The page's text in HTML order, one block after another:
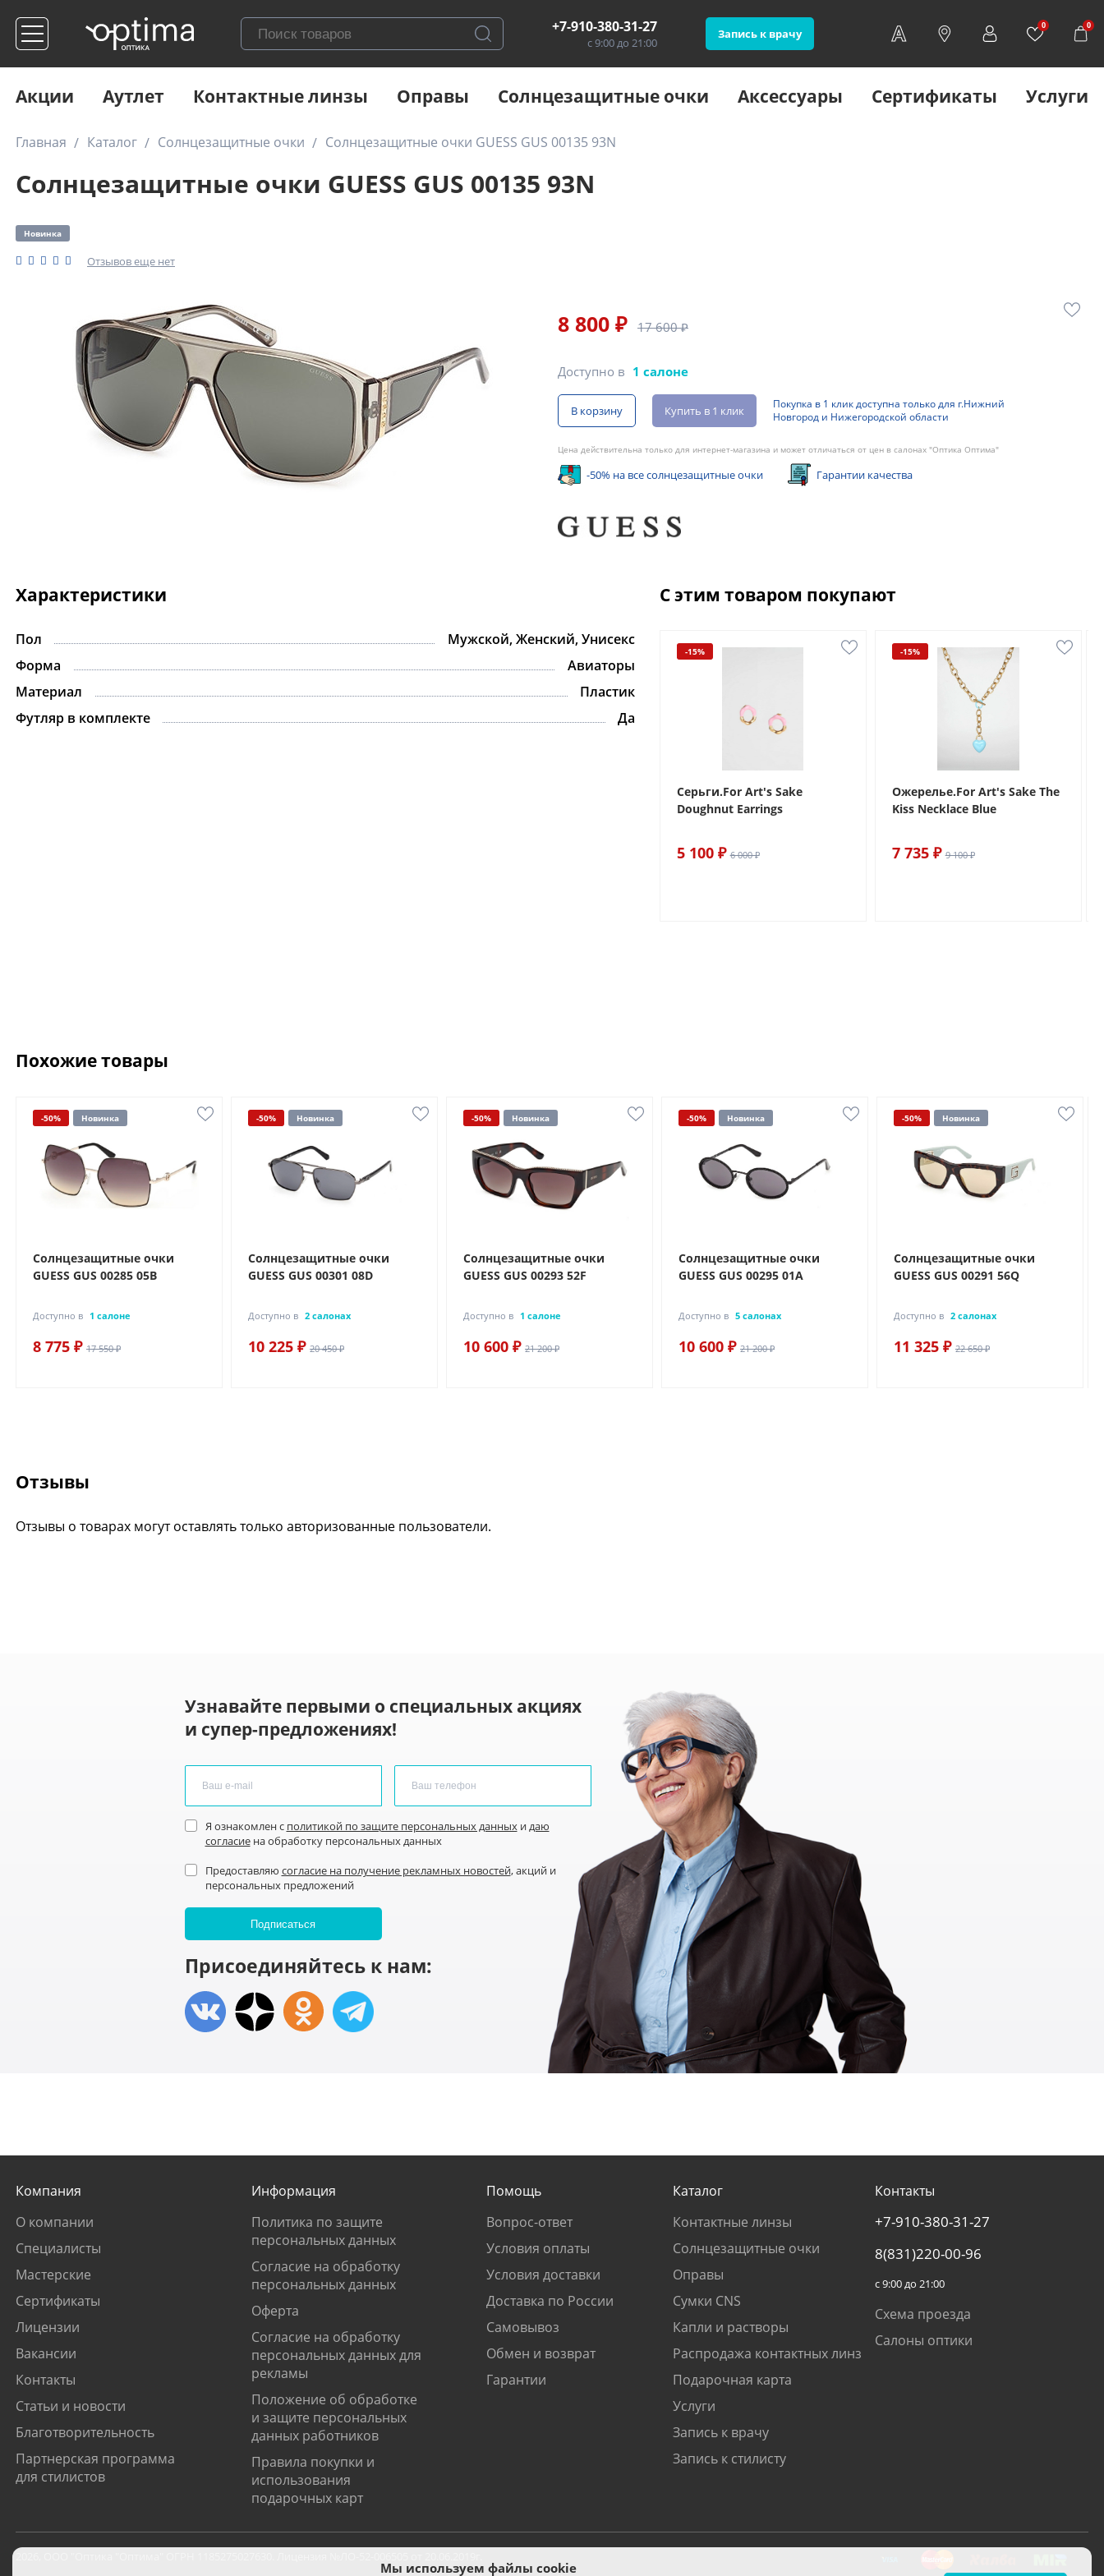
+7-910-380-31-27
с 9:00 до 21:00
Запись к врачу
0 0
Акции Аутлет Контактные линзы Оправы Солнцезащитные очки Аксессуары Сертификаты Услуги
Главная Каталог Солнцезащитные очки Солнцезащитные очки GUESS GUS 00135 93N
Солнцезащитные очки GUESS GUS 00135 93N
Новинка
Отзывов еще нет
8 800 ₽ 17 600 ₽
Доступно в 1 салоне
В корзину Купить в 1 клик
Покупка в 1 клик доступна только для г.Нижний
Новгород и Нижегородской области
Цена действительна только для интернет-магазина и может отличаться от цен в салонах "Оптика Оптима"
-50% на все солнцезащитные очки Гарантии качества
Характеристики
Пол
Мужской, Женский, Унисекс
Форма
Авиаторы
Материал
Пластик
Футляр в комплекте
Да
С этим товаром покупают
-15%
Серьги.For Art's Sake
Doughnut Earrings
5 100 ₽ 6 000 ₽
-15%
Ожерелье.For Art's Sake The
Kiss Necklace Blue
7 735 ₽ 9 100 ₽
Похожие товары
-50% Новинка
Солнцезащитные очки
GUESS GUS 00285 05B
Доступно в 1 салоне
8 775 ₽ 17 550 ₽
-50% Новинка
Солнцезащитные очки
GUESS GUS 00301 08D
Доступно в 2 салонах
10 225 ₽ 20 450 ₽
-50% Новинка
Солнцезащитные очки
GUESS GUS 00293 52F
Доступно в 1 салоне
10 600 ₽ 21 200 ₽
-50% Новинка
Солнцезащитные очки
GUESS GUS 00295 01A
Доступно в 5 салонах
10 600 ₽ 21 200 ₽
-50% Новинка
Солнцезащитные очки
GUESS GUS 00291 56Q
Доступно в 2 салонах
11 325 ₽ 22 650 ₽
Отзывы
Отзывы о товарах могут оставлять только авторизованные пользователи.
Узнавайте первыми о специальных акциях
и супер-предложениях!
Я ознакомлен с политикой по защите персональных данныхи даю
согласиена обработку персональных данных
Предоставляю согласие на получение рекламных новостей, акций и
персональных предложений
Присоединяйтесь к нам:
Компания
О компании
Специалисты
Мастерские
Сертификаты
Лицензии
Вакансии
Контакты
Статьи и новости
Благотворительность
Партнерская программа
для стилистов
Информация
Политика по защите
персональных данных
Согласие на обработку
персональных данных
Оферта
Согласие на обработку
персональных данных для
рекламы
Положение об обработке
и защите персональных
данных работников
Правила покупки и
использования
подарочных карт
Помощь
Вопрос-ответ
Условия оплаты
Условия доставки
Доставка по России
Самовывоз
Обмен и возврат
Гарантии
Каталог
Контактные линзы
Солнцезащитные очки
Оправы
Сумки CNS
Капли и растворы
Распродажа контактных линз
Подарочная карта
Услуги
Запись к врачу
Запись к стилисту
Контакты
+7-910-380-31-27
8(831)220-00-96
с 9:00 до 21:00
Схема проезда
Салоны оптики
Мы используем файлы cookie